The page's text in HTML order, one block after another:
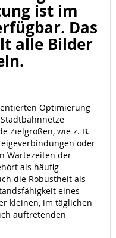
ist im
Das
alle Bilder
Optimierung
Zielgrößen, wie z. B.
oder
Wartezeiten der
als häufig
die Robustheit als
eines
kleinen, im täglichen
auftretenden